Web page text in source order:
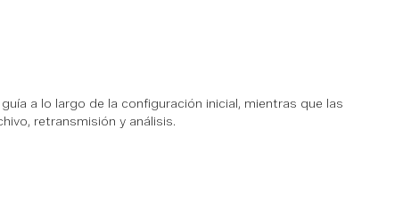
a lo largo de la configuración inicial, mientras que las
retransmisión y análisis.